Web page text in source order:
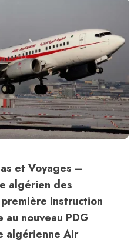
et Voyages –
algérien des
instruction
nouveau PDG
algérienne Air